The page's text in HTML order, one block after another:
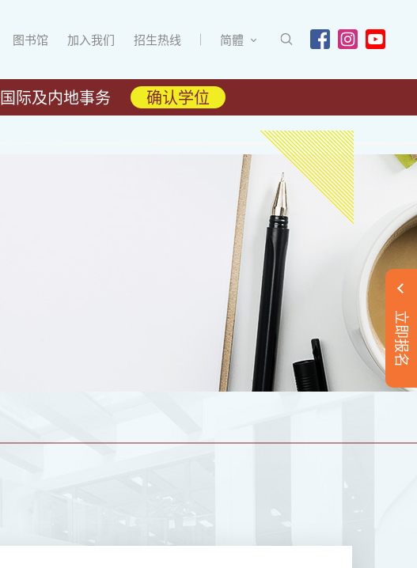
图书馆 加入我们 招生热线 简體
国际及内地事务 确认学位
立即报名